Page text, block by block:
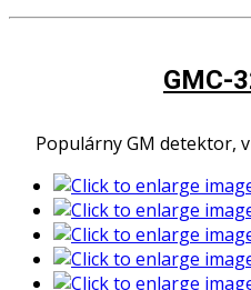
GMC-
Populárny GM detektor,